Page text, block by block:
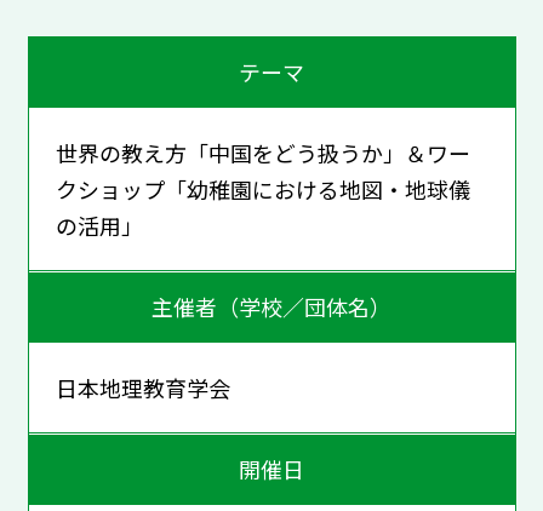
テーマ
世界の教え方「中国をどう扱うか」＆ワー
クショップ「幼稚園における地図・地球儀
の活用」
主催者（学校／団体名）
日本地理教育学会
開催日